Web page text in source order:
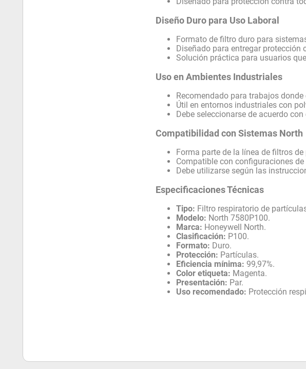
Diseño Duro para Uso Laboral
Formato de filtro duro para
Diseñado para entregar
Solución práctica para usuarios
Uso en Ambientes Industriales
Recomendado para trabajos
Útil en entornos industriales con
Debe seleccionarse de acuerdo
Compatibilidad con Sistemas North
Forma parte de la línea de filtros
Compatible con configuraciones
Debe utilizarse según las
Especificaciones Técnicas
Tipo: Filtro respiratorio de
Modelo: North 7580P100.
Marca: Honeywell North.
Clasificación: P100.
Formato: Duro.
Protección: Partículas.
Eficiencia mínima: 99,97%.
Color etiqueta: Magenta.
Presentación: Par.
Uso recomendado: Protección